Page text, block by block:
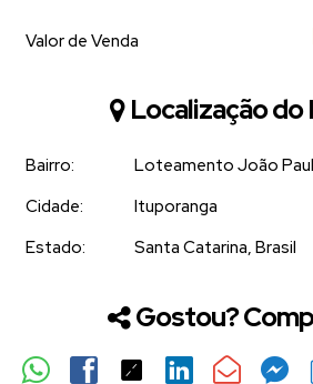
Valor de Venda
Localização do
Bairro:
Loteamento João
Cidade:
Ituporanga
Estado:
Santa Catarina, Brasil
Gostou?